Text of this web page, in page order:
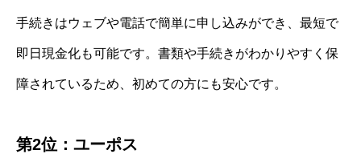
手続きはウェブや電話で簡単に申し込みができ、最短で
即日現金化も可能です。書類や手続きがわかりやすく保
障されているため、初めての方にも安心です。
第2位：ユーポス